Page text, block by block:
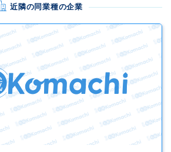
近隣の同業種の企業